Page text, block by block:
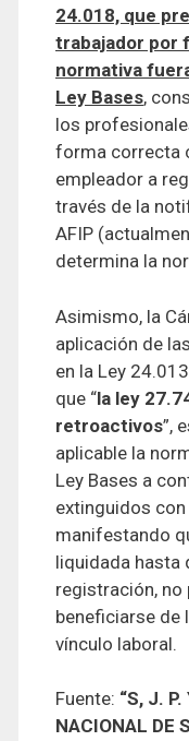
24.018, que
trabajador por
normativa
Ley Bases,
los
forma correcta
empleador a
través de la
AFIP
determina la
Asimismo, la
aplicación de
en la Ley
que “la ley
retroactivos”,
aplicable la
Ley Bases a
extinguidos
manifestando
liquidada hasta
registración, no
beneficiarse de
vínculo laboral.
Fuente: “S, J.
NACIONAL DE